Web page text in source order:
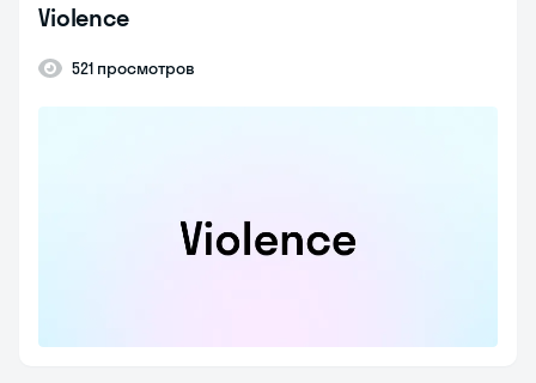
Violence
521 просмотров